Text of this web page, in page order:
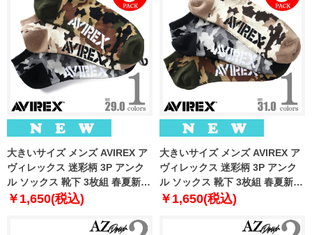
大きいサイズ メンズ AVIREX ア
ヴィレックス 迷彩柄 3P アンク
ル ソックス 靴下 3枚組 春夏新作
81713400
￥1,650(税込)
大きいサイズ メンズ AVIREX ア
ヴィレックス 迷彩柄 3P アンク
ル ソックス 靴下 3枚組 春夏新作
81713500
￥1,650(税込)